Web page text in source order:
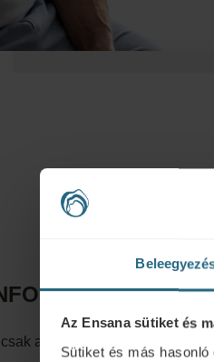
Az Ensana sütiket és
Sütiket és más
angol, cseh és orosz